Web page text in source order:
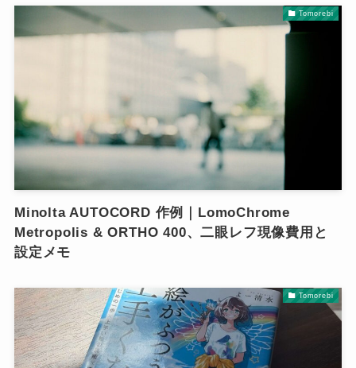
Tomorebi
Minolta AUTOCORD 作例｜LomoChrome
Metropolis & ORTHO 400、二眼レフ現像費用と
設定メモ
Tomorebi